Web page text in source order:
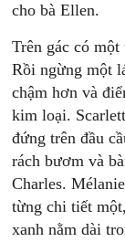
cho bà Ellen.
Trên gác có
Rồi ngừng một
chậm hơn và
kim loại.
đứng trên đầu
rách bươm và
Charles.
từng chi tiết
xanh nằm dài